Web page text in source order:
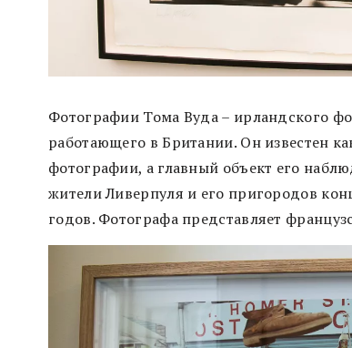
Фотографии Тома Вуда – ирландского
работающего в Британии. Он известен
фотографии, а главный объект его
жители Ливерпуля и его пригородов
годов. Фотографа представляет